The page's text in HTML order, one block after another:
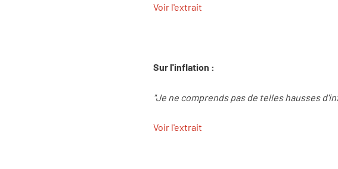
Voir l'extrait
Sur l'inflation :
"Je ne comprends pas de telles hausses
Voir l'extrait